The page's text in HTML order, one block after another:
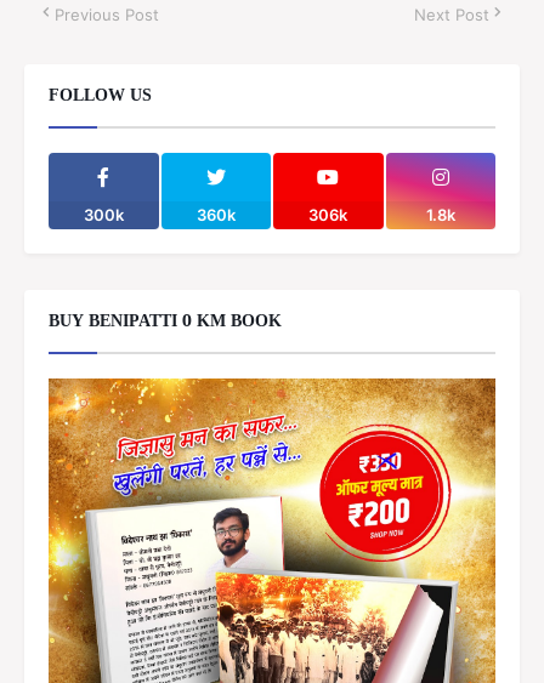
Previous Post Next Post
FOLLOW US
300k 360k 306k 1.8k
BUY BENIPATTI 0 KM BOOK